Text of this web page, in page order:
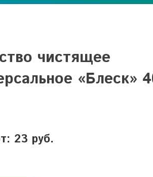
чистящее
«Блеск»
23 руб.